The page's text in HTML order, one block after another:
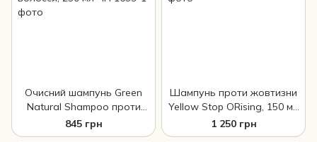
Очисний шампунь Green
Natural Shampoo проти
лупи для жирного
волосся, 250 мл ЧП
845 грн
Шампунь проти жовтизни
Yellow Stop ORising, 150 мл
ЧП
1 250 грн